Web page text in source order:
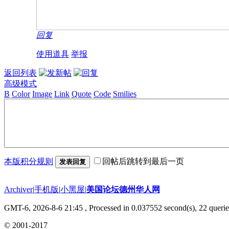
回复
使用道具 举报
返回列表
高级模式
B Color Image Link Quote Code Smilies
本版积分规则 发表回复 回帖后跳转到最后一页
Archiver|手机版|小黑屋|美国论坛德州华人网
GMT-6, 2026-8-6 21:45 , Processed in 0.037552 second(s), 22
© 2001-2017